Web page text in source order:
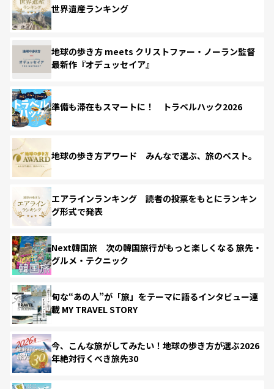
世界遺産ランキング
地球の歩き方 meets クリストファー・ノーラン監督
最新作『オデュッセイア』
準備も滞在もスマートに！ トラベルハック2026
地球の歩き方アワード みんなで選ぶ、旅のベスト。
エアラインランキング 読者の投票をもとにランキン
グ形式で発表
Next韓国旅 次の韓国旅行がもっと楽しくなる 旅先・
グルメ・テクニック
旬な“あの人”が「旅」をテーマに語るインタビュー連
載 MY TRAVEL STORY
今、こんな旅がしてみたい！地球の歩き方が選ぶ2026
年絶対行くべき旅先30